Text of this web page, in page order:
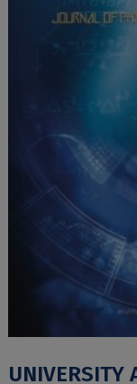
UNIVERSITY